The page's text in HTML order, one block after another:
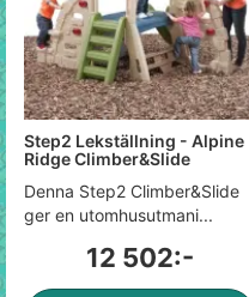
Step2 Lekställning - Alpine
Ridge Climber&Slide
Denna Step2 Climber&Slide
ger en utomhusutmani...
12 502:-